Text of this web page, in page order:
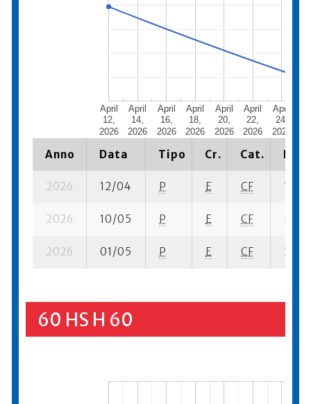
April
12,
2026
April
14,
2026
April
16,
2026
April
18,
2026
April
20,
2026
April
22,
2026
April
24,
2026
Anno Data Tipo Cr. Cat.
2026 12/04 P E CF 1 se-
2026 10/05 P E CF 5 se-
2026 01/05 P E CF 3 se-
60 HS H 60